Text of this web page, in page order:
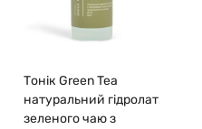
Тонік Green Tea
натуральний гідролат
зеленого чаю з